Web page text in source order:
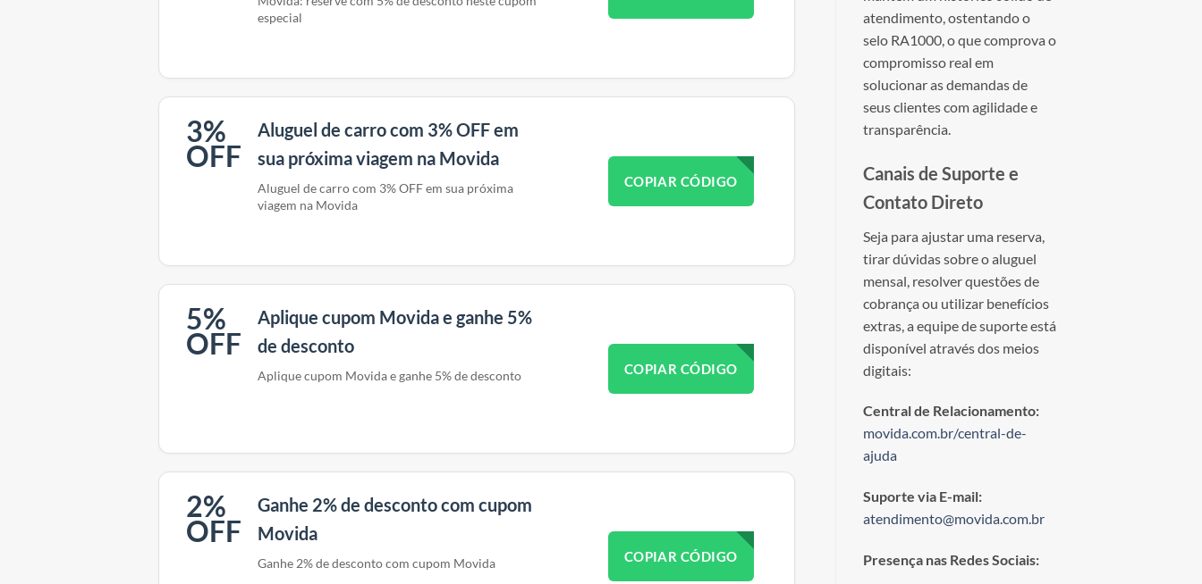
especial
3%
OFF
Aluguel de carro com 3% OFF em
sua próxima viagem na Movida
COPIAR CÓDIGO
Aluguel de carro com 3% OFF em sua próxima
viagem na Movida
5%
OFF
Aplique cupom Movida e ganhe 5%
de desconto
COPIAR CÓDIGO
Aplique cupom Movida e ganhe 5% de desconto
2%
OFF
Ganhe 2% de desconto com cupom
Movida
COPIAR CÓDIGO
Ganhe 2% de desconto com cupom Movida
atendimento, ostentando o
selo RA1000, o que comprova o
compromisso real em
solucionar as demandas de
seus clientes com agilidade e
transparência.
Canais de Suporte e
Contato Direto
Seja para ajustar uma reserva,
tirar dúvidas sobre o aluguel
mensal, resolver questões de
cobrança ou utilizar benefícios
extras, a equipe de suporte está
disponível através dos meios
digitais:
Central de Relacionamento:
movida.com.br/central-de-
ajuda
Suporte via E-mail:
atendimento@movida.com.br
Presença nas Redes Sociais: